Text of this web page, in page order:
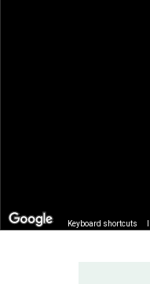
Keyboard shortcuts